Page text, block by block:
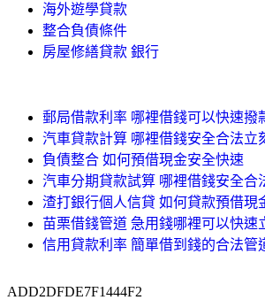
海外遊學貸款
整合負債條件
房屋修繕貸款 銀行
郵局借款利率 哪裡借錢可以快速撥
汽車貸款計算 哪裡借錢安全合法立
負債整合 如何預借現金安全快速
汽車分期貸款試算 哪裡借錢安全合
渣打銀行個人信貸 如何貸款預借現
苗栗借錢管道 急用錢哪裡可以快速
信用貸款利率 簡單借到錢的合法管
ADD2DFDE7F1444F2